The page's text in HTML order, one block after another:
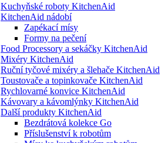
Kuchyňské roboty KitchenAid
KitchenAid nádobí
Zapékací mísy
Formy na pečení
Food Processory a sekáčky KitchenAid
Mixéry KitchenAid
Ruční tyčové mixéry a šlehače KitchenAid
Toustovače a topinkovače KitchenAid
Rychlovarné konvice KitchenAid
Kávovary a kávomlýnky KitchenAid
Další produkty KitchenAid
Bezdrátová kolekce Go
Příslušenství k robotům